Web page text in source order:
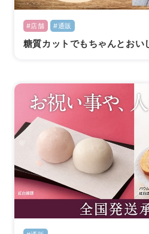
#店舗 #通販
糖質カットでもちゃんとおい